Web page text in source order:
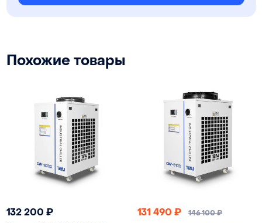
Похожие товары
132 200 ₽ 131 490 ₽ 146 100₽